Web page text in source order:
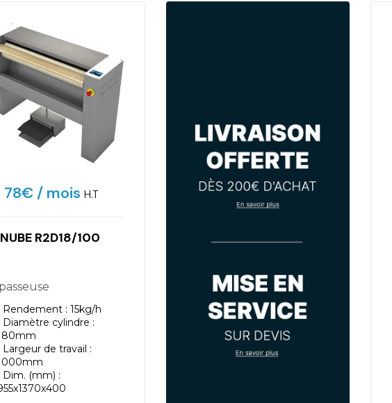
78€/ mois H.T
R2D18/100
Rendement : 15kg/h
Diamètre cylindre :
Largeur de travail :
Dim. (mm) :